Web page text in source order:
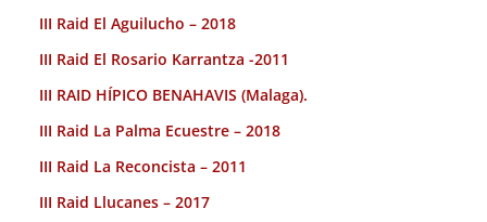
III Raid El Aguilucho – 2018
III Raid El Rosario Karrantza -2011
III RAID HÍPICO BENAHAVIS (Malaga).
III Raid La Palma Ecuestre – 2018
III Raid La Reconcista – 2011
III Raid Llucanes – 2017